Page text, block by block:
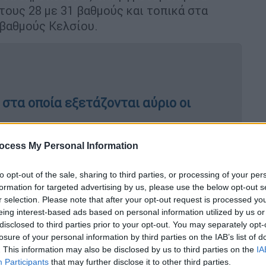
My Personal Information
opt-out of the sale, sharing to third parties, or processing of your
for targeted advertising by us, please use the below opt-out
selection. Please note that after your opt-out request is processed
interest-based ads based on personal information utilized by us
to third parties prior to your opt-out. You may separately
of your personal information by third parties on the IAB’s list of
This information may also be disclosed by us to third parties on the
Participants that may further disclose it to other third parties.
28 με 31 βαθμούς και τοπικά στα
Κελσίου.
οποία εξετάζονται αύριο οι
τη Συνταγματική Αναθεώρηση - Τι
και νόμο περί ευθύνης
2026